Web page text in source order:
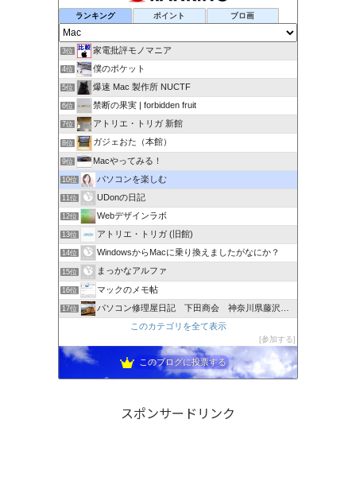
ランキング ポイント ブロ画
3位 家電批評モノマニア
4位 僕のポケット
5位 爆速 Mac 製作所 NUCTF
6位 禁断の果実 | forbidden fruit
7位 アトリエ・トリガ 新館
8位 ガジェおた（本館）
9位 Macやってみる！
10位 パソコンを楽しむ
11位 UDonの日記
12位 Webデザインラボ
13位 アトリエ・トリガ (旧館)
14位 WindowsからMacに乗り換えましたがなにか？
15位 まっかなアルファ
16位 マックのメモ帖
17位
パソコン修理屋日記 下田商会 神奈川県藤沢市発！
このカテゴリを全て表示
参加する
このブログに投票する
スポンサードリンク